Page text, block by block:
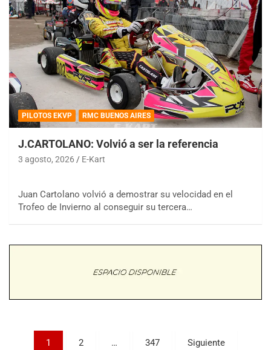
PILOTOS EKVP RMC BUENOS AIRES
J.CARTOLANO: Volvió a ser la referencia
3 agosto, 2026 E-Kart
Juan Cartolano volvió a demostrar su velocidad en el
Trofeo de Invierno al conseguir su tercera…
Paginación
1 2 … 347 Siguiente
COBERTURA ESPECIAL DE E-KART.COM.AR
08/09-AGO
IAME SERIES ARGENTINA 6
Parque de la Velocidad (Asfalto)
Villaguay (Entre Ríos)